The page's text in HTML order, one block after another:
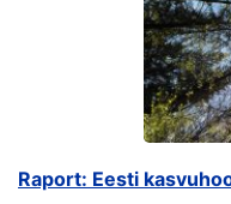
Raport: Eesti